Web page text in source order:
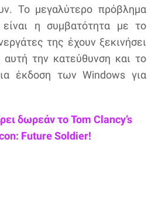
Το μεγαλύτερο πρόβλημα
η συμβατότητα με το
της έχουν ξεκινήσει
αυτή την κατεύθυνση και το
έκδοση των Windows για
δωρεάν το Tom Clancy’s
Future Soldier!